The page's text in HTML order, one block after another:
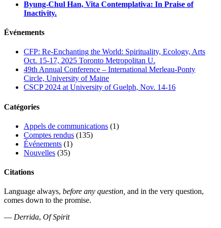
Byung-Chul Han, Vita Contemplativa: In Praise of
Inactivity.
Événements
CFP: Re-Enchanting the World: Spirituality, Ecology, Arts
Oct. 15-17, 2025 Toronto Metropolitan U.
49th Annual Conference – International Merleau-Ponty
Circle, University of Maine
CSCP 2024 at University of Guelph, Nov. 14-16
Catégories
Appels de communications (1)
Comptes rendus (135)
Événements (1)
Nouvelles (35)
Citations
Language always, before any question, and in the very question,
comes down to the promise.
— Derrida, Of Spirit